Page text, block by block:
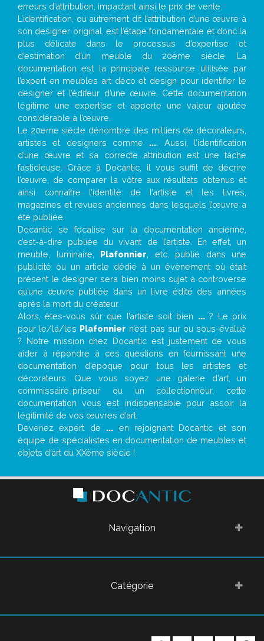
erreurs d’attribution, impactant ainsi le prix de vente.
L’identification, ou autrement dit l’attribution d’une œuvre à
son designer original, est l’étape fondamentale et donc la
plus délicate dans le processus d’expertise et
d’estimation d’un meuble du 20ème siècle. La
documentation est la principale ressource utilisée par
l’expert en meubles art déco et design pour identifier le
designer et l’éditeur d’une œuvre. Cette documentation
légitime une expertise et apporte une valeur ajoutée
considérable à l’œuvre.
Le 20eme siècle dénombre des milliers de décorateurs,
artistes et designers comme ... . Aussi, l’identification
d’une œuvre et sa correcte attribution est une tâche
fastidieuse. Grâce à Docantic, il vous suffit de décrire
l’œuvre, de comparer la vôtre aux résultats obtenus et
ainsi connaître l’identité de l’artiste et les livres,
magazines et revues anciennes dans lesquels l’œuvre a
été publiée.
Docantic se focalise sur la documentation ancienne,
c’est-à-dire publiée du vivant de l’artiste. En effet, un
meuble, luminaire, Plafonnier , etc. publié dans une
publicité ou un article dédié à un évènement où était
présent le designer sera bien moins sujet à controverse
qu’une œuvre publiée dans un livre édité des années
après la mort du créateur.
Alors, êtes-vous sûr que l’artiste soit bien ...? Le prix
pour le/la/les Plafonnier n’est pas sur ou sous-évalué
? Notre mission chez Docantic est justement de vous
aider à répondre à ces questions en fournissant une
documentation d’époque pour tous les artistes et
décorateurs. Que vous soyez une galerie d’art, un
commissaire-priseur ou un collectionneur, cette
documentation vous est indispensable pour assoir la
légitimité de vos œuvres d’art.
Devenez expert de ... en rejoignant Docantic et son
équipe de spécialistes en documentation de meubles et
objets d’art du XXème siècle !
Navigation
Catégorie